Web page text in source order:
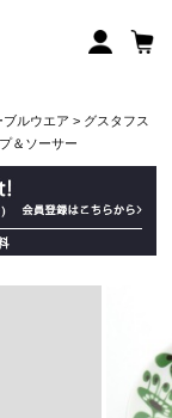
ルウエア > グスタフス
＆ソーサー